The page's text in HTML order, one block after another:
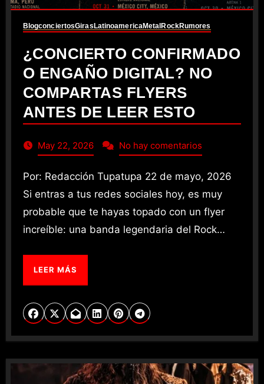
BlogconciertosGiras LatinoamericaMetal RockRumores
¿CONCIERTO CONFIRMADO
O ENGAÑO DIGITAL? NO
COMPARTAS FLYERS
ANTES DE LEER ESTO
May 22, 2026 No hay comentarios
Por: Redacción Tupatupa 22 de mayo, 2026
Si entras a tus redes sociales hoy, es muy
probable que te hayas topado con un flyer
increíble: una banda legendaria del Rock…
LEER MÁS